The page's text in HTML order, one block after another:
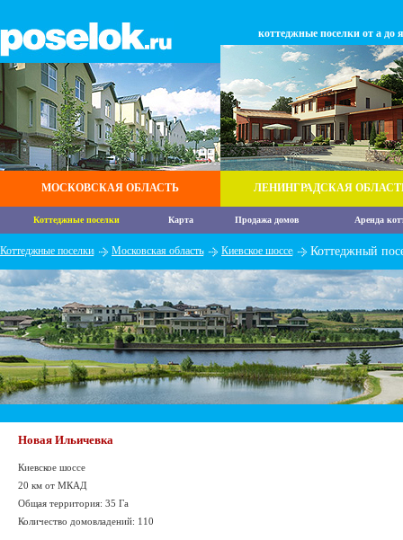
МОСКОВСКАЯ ОБЛАСТЬ
коттеджные поселки от а до я
ЛЕНИНГРАДСКАЯ
Коттеджные поселки Карта Продажа домов Аренда
Коттеджные поселки Московская область Киевское шоссе Коттеджный
Новая Ильичевка
Киевское шоссе
20 км от МКАД
Общая территория: 35 Га
Количество домовладений: 110